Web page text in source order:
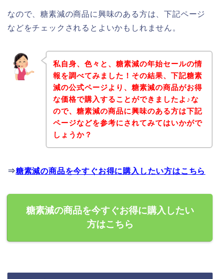
なので、糖素減の商品に興味のある方は、下記ページ
などをチェックされるとよいかもしれません。
私自身、色々と、糖素減の年始セールの情
報を調べてみました！その結果、下記糖素
減の公式ページより、糖素減の商品がお得
な価格で購入することができましたよ♪な
ので、糖素減の商品に興味のある方は下記
ページなどを参考にされてみてはいかがで
しょうか？
⇒糖素減の商品を今すぐお得に購入したい方はこちら
糖素減の商品を今すぐお得に購入したい
方はこちら